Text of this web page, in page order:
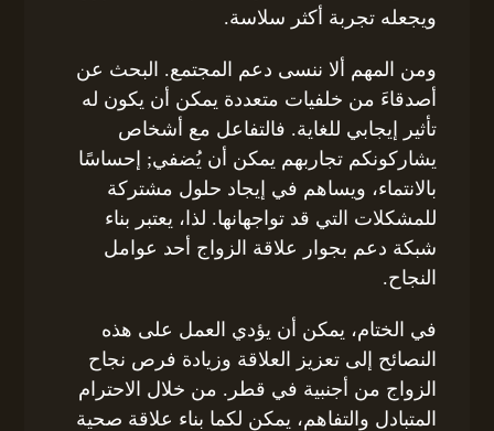
ويجعله تجربة أكثر سلاسة.
ومن المهم ألا ننسى دعم المجتمع. البحث عن
أصدقاءَ من خلفيات متعددة يمكن أن يكون له
تأثير إيجابي للغاية. فالتفاعل مع أشخاص
يشاركونكم تجاربهم يمكن أن يُضفي; إحساسًا
بالانتماء، ويساهم في إيجاد حلول مشتركة
للمشكلات التي قد تواجهانها. لذا، يعتبر بناء
شبكة دعم بجوار علاقة الزواج أحد عوامل
النجاح.
في الختام، يمكن أن يؤدي العمل على هذه
النصائح إلى تعزيز العلاقة وزيادة فرص نجاح
الزواج من أجنبية في قطر. من خلال الاحترام
المتبادل والتفاهم، يمكن لكما بناء علاقة صحية